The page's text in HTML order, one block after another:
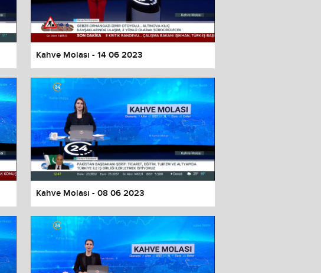
Kahve Molası - 14 06 2023
Kahve Molası - 08 06 2023